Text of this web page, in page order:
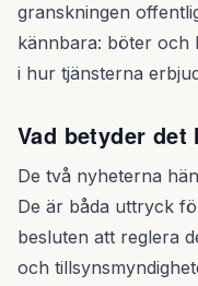
granskningen
kännbara: böter
i hur tjänsterna
Vad betyder
De två nyheterna
De är båda uttryck
besluten att reglera
och